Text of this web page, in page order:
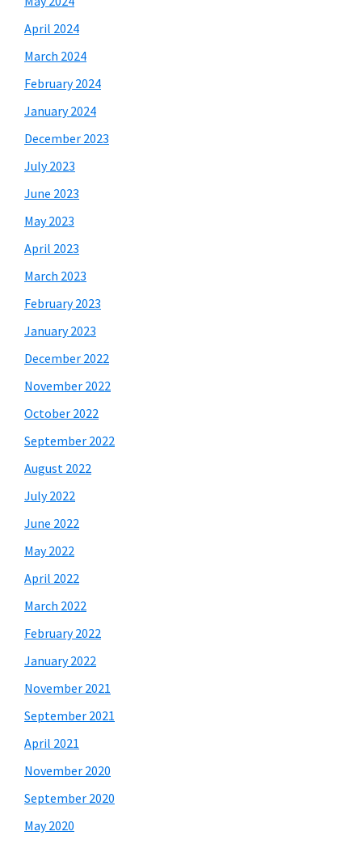
April 2024
March 2024
February 2024
January 2024
December 2023
July 2023
June 2023
May 2023
April 2023
March 2023
February 2023
January 2023
December 2022
November 2022
October 2022
September 2022
August 2022
July 2022
June 2022
May 2022
April 2022
March 2022
February 2022
January 2022
November 2021
September 2021
April 2021
November 2020
September 2020
May 2020